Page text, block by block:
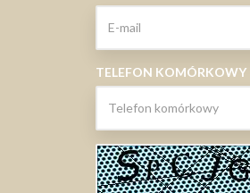
TELEFON KOMÓRKOWY